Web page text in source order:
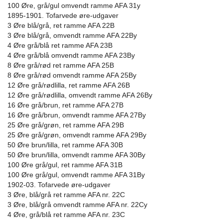
100 Øre, grå/gul omvendt ramme AFA 31y
1895-1901. Tofarvede øre-udgaver
3 Øre blå/grå, ret ramme AFA 22B
3 Øre blå/grå, omvendt ramme AFA 22By
4 Øre grå/blå ret ramme AFA 23B
4 Øre grå/blå omvendt ramme AFA 23By
8 Øre grå/rød ret ramme AFA 25B
8 Øre grå/rød omvendt ramme AFA 25By
12 Øre grå/rødlilla, ret ramme AFA 26B
12 Øre grå/rødlilla, omvendt ramme AFA 26By
16 Øre grå/brun, ret ramme AFA 27B
16 Øre grå/brun, omvendt ramme AFA 27By
25 Øre grå/grøn, ret ramme AFA 29B
25 Øre grå/grøn, omvendt ramme AFA 29By
50 Øre brun/lilla, ret ramme AFA 30B
50 Øre brun/lilla, omvendt ramme AFA 30By
100 Øre grå/gul, ret ramme AFA 31B
100 Øre grå/gul, omvendt ramme AFA 31By
1902-03. Tofarvede øre-udgaver
3 Øre, blå/grå ret ramme AFA nr. 22C
3 Øre, blå/grå omvendt ramme AFA nr. 22Cy
4 Øre, grå/blå ret ramme AFA nr. 23C